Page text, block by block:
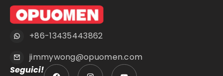
+86-13435443862
jimmywong@opuomen.com
Seguici!